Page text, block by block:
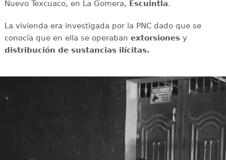
Nuevo Texcuaco, en La Gomera, Escuintla.
La vivienda era investigada por la PNC dado que se
conocía que en ella se operaban extorsionesy
distribución de sustancias ilícitas.